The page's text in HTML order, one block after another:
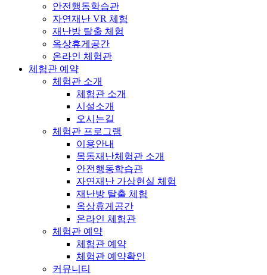
안전행동학습관
자연재난 VR 체험
재난방 탈출 체험
옥상휴게공간
온라인 체험관
체험관 예약
체험관 소개
체험관 소개
시설소개
오시는길
체험관 프로그램
이용안내
목동재난체험관 소개
안전행동학습관
자연재난 가상현실 체험
재난방 탈출 체험
옥상휴게공간
온라인 체험관
체험관 예약
체험관 예약
체험관 예약확인
커뮤니티